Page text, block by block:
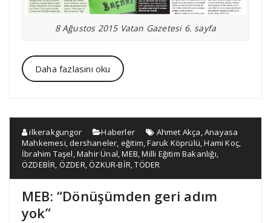
8 Ağustos 2015 Vatan Gazetesi 6. sayfa
Daha fazlasını oku
ilkerakgungor Haberler Ahmet Akça,Anayasa
Mahkemesi,dershaneler, eğitim,Faruk Köprülü,Hami Koç,
İbrahim Taşel,Mahir Ünal,MEB,Milli Eğitim Bakanlığı,
ÖZDEBİR, ÖZDER,ÖZKUR-BİR,TÖDER
MEB: “Dönüşümden geri adım
yok”